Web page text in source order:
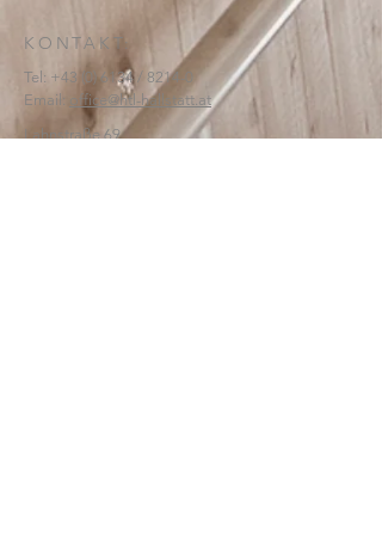
KONTAKT:
Tel: +43 (0) 6134 / 8214-0
Email: office@htl-hallstatt.at
Lahnstraße 69